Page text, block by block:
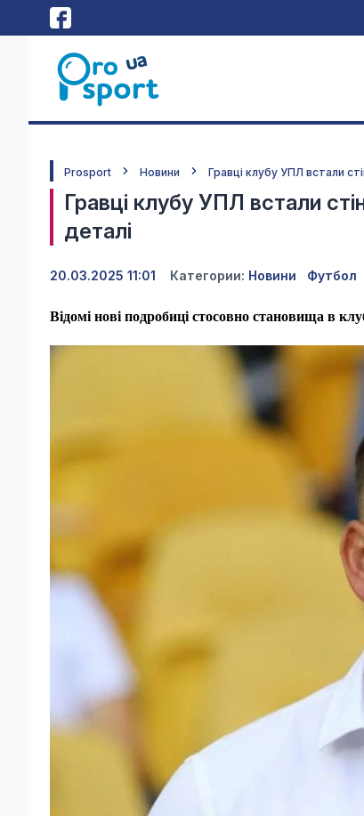
Prosport Новини Гравці клубу УПЛ встали
Гравці клубу УПЛ встали
деталі
20.03.2025 11:01 Категории: Новини Футбол
Відомі нові подробиці стосовно становища в